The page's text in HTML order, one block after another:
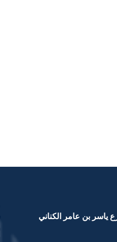
ياسر بن عامر الكناني